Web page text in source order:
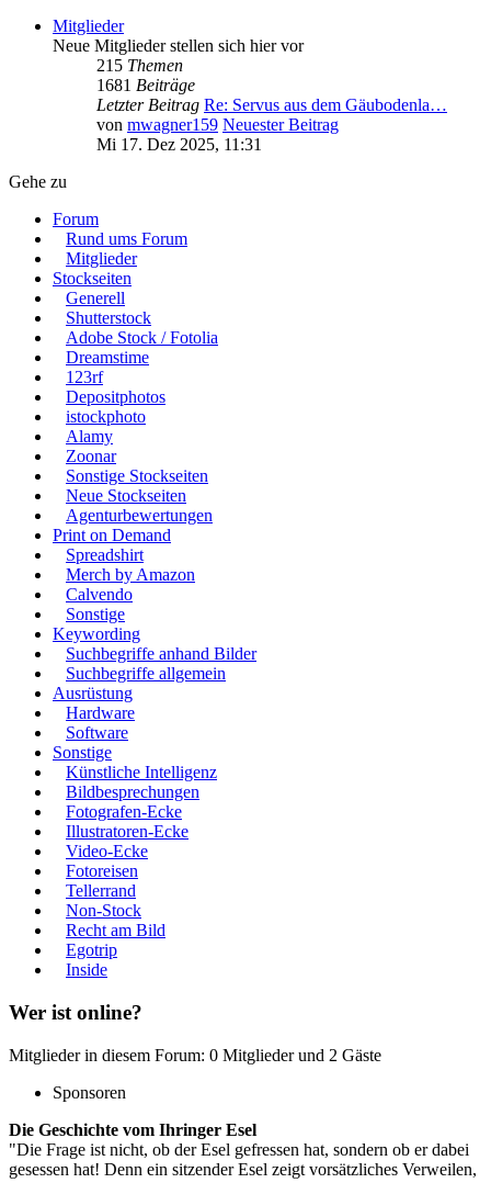
Mitglieder
Neue Mitglieder stellen sich hier vor
215 Themen
1681 Beiträge
Letzter Beitrag Re: Servus aus dem Gäubodenla…
von mwagner159 Neuester Beitrag
Mi 17. Dez 2025, 11:31
Gehe zu
Forum
Rund ums Forum
Mitglieder
Stockseiten
Generell
Shutterstock
Adobe Stock / Fotolia
Dreamstime
123rf
Depositphotos
istockphoto
Alamy
Zoonar
Sonstige Stockseiten
Neue Stockseiten
Agenturbewertungen
Print on Demand
Spreadshirt
Merch by Amazon
Calvendo
Sonstige
Keywording
Suchbegriffe anhand Bilder
Suchbegriffe allgemein
Ausrüstung
Hardware
Software
Sonstige
Künstliche Intelligenz
Bildbesprechungen
Fotografen-Ecke
Illustratoren-Ecke
Video-Ecke
Fotoreisen
Tellerrand
Non-Stock
Recht am Bild
Egotrip
Inside
Wer ist online?
Mitglieder in diesem Forum: 0 Mitglieder und 2 Gäste
Sponsoren
Die Geschichte vom Ihringer Esel
"Die Frage ist nicht, ob der Esel gefressen hat, sondern ob er dabei
gesessen hat! Denn ein sitzender Esel zeigt vorsätzliches Verweilen,